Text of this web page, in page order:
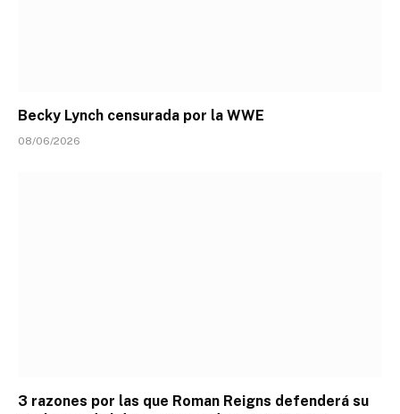
Becky Lynch censurada por la WWE
08/06/2026
3 razones por las que Roman Reigns defenderá su